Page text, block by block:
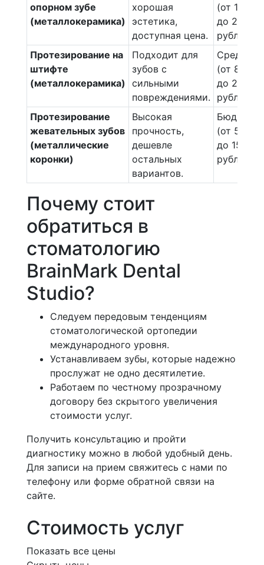
опорном зубе
(металлокерамика)
хорошая
эстетика,
доступная цена.
(от 10 000
до 25 000
рублей)
Протезирование на
штифте
(металлокерамика)
Подходит для
зубов с
сильными
повреждениями.
Средняя
(от 8 000
до 20 000
рублей)
Протезирование
жевательных зубов
(металлические
коронки)
Высокая
прочность,
дешевле
остальных
вариантов.
(от 5 000
до 15 000
рублей)
Почему стоит
обратиться в
стоматологию
BrainMark Dental
Studio?
Следуем передовым тенденциям
стоматологической ортопедии
международного уровня.
Устанавливаем зубы, которые надежно
прослужат не одно десятилетие.
Работаем по честному прозрачному
договору без скрытого увеличения
стоимости услуг.
Получить консультацию и пройти
диагностику можно в любой удобный день.
Для записи на прием свяжитесь с нами по
телефону или форме обратной связи на
сайте.
Стоимость услуг
Показать все цены